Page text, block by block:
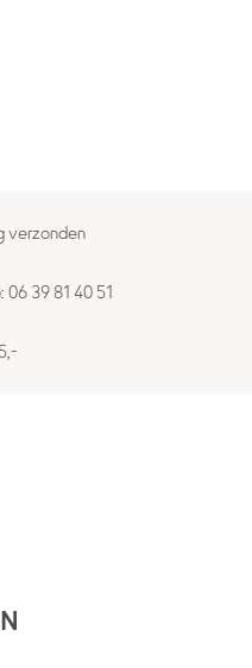
verzonden
39 81 40 51